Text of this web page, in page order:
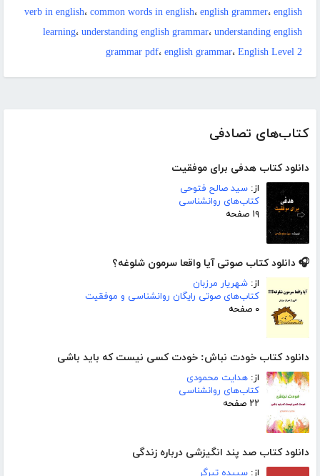
کتاب‌های تصادفی
دانلود کتاب هدفی برای موفقیت
از: سید صالح فتوحی
کتاب‌های روانشناسی
۱۹ صفحه
🎧 دانلود کتاب صوتی آیا واقعا سرمون شلوغه؟
از: شهریار مرزبان
کتاب‌های صوتی رایگان روانشناسی و موفقیت
۰ صفحه
دانلود کتاب خودت نباش: خودت کسی نیست که باید باشی
از: هدایت محمودی
کتاب‌های روانشناسی
۲۲ صفحه
دانلود کتاب صد پند انگیزشی درباره زندگی
از: سپیده تیرگر
verb in english، common words in english، english grammer، english
learning، understanding english grammar، understanding english
grammar pdf، english grammar، English Level 2